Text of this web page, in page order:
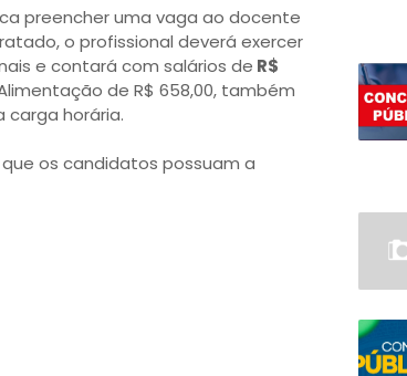
preencher uma vaga ao docente
o profissional deverá exercer
e contará com salários de R$
de R$ 658,00, também
horária.
os candidatos possuam a